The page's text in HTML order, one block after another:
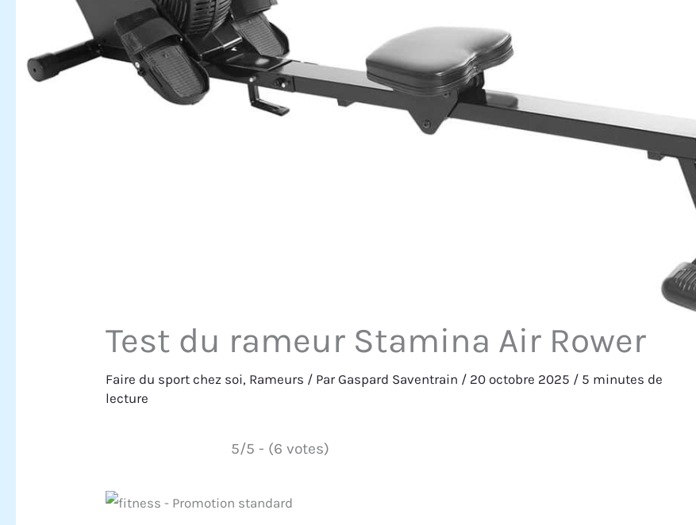
Test du rameur Stamina Air Rower
Faire du sport chez soi, Rameurs / ParGaspard Saventrain / 20 octobre 2025 / 5 minutes de
lecture
5/5 - (6 votes)